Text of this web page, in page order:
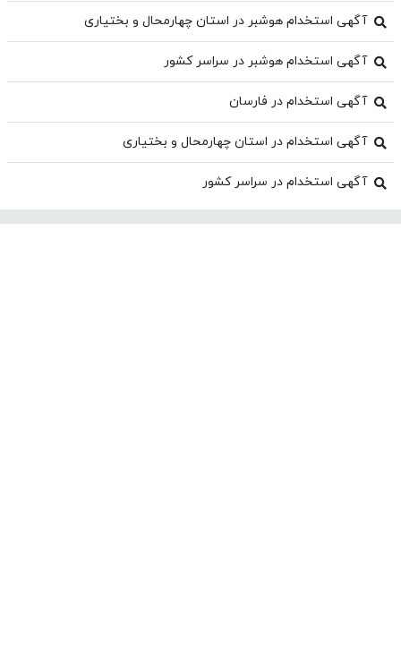
آگهی استخدام هوشبر در استان چهارمحال و بختیاری
آگهی استخدام هوشبر در سراسر کشور
آگهی استخدام در فارسان
آگهی استخدام در استان چهارمحال و بختیاری
آگهی استخدام در سراسر کشور